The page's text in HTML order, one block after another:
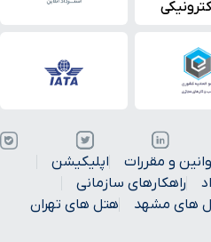
و مقررات
اپلیکیشن
راهکارهای سازمانی
های مشهد هتل های تهران